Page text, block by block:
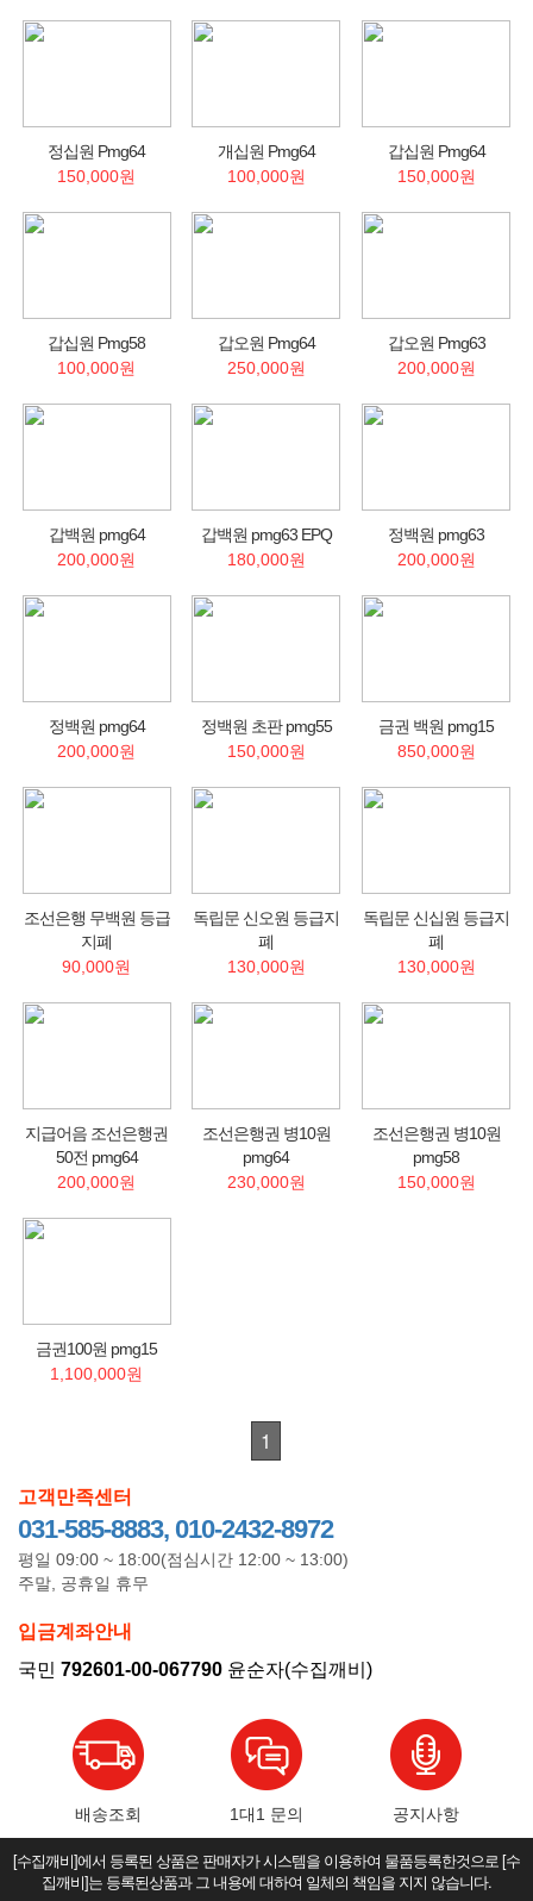
정십원 Pmg64
150,000원
개십원 Pmg64
100,000원
갑십원 Pmg64
150,000원
갑십원 Pmg58
100,000원
갑오원 Pmg64
250,000원
갑오원 Pmg63
200,000원
갑백원 pmg64
200,000원
갑백원 pmg63 EPQ
180,000원
정백원 pmg63
200,000원
정백원 pmg64
200,000원
정백원 초판 pmg55
150,000원
금권 백원 pmg15
850,000원
조선은행 무백원 등급
지폐
90,000원
독립문 신오원 등급지
폐
130,000원
독립문 신십원 등급지
폐
130,000원
지급어음 조선은행권
50전 pmg64
200,000원
조선은행권 병10원
pmg64
230,000원
조선은행권 병10원
pmg58
150,000원
금권100원 pmg15
1,100,000원
1
고객만족센터
031-585-8883, 010-2432-8972
평일 09:00 ~ 18:00(점심시간 12:00 ~ 13:00)
주말, 공휴일 휴무
입금계좌안내
국민 792601-00-067790 윤순자(수집깨비)
배송조회 1대1 문의 공지사항
[수집깨비]에서 등록된 상품은 판매자가 시스템을 이용하여 물품등록한것으로 [수
집깨비]는 등록된상품과 그 내용에 대하여 일체의 책임을 지지 않습니다.